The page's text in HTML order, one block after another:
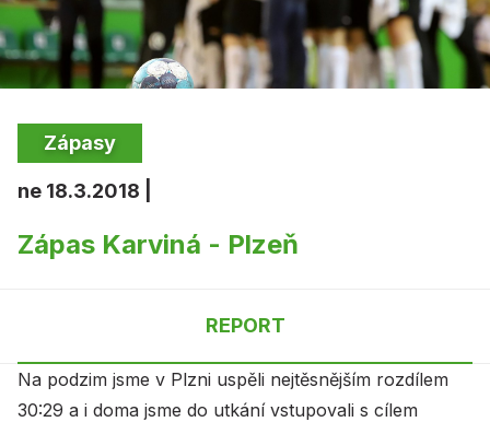
Zápasy
ne 18.3.2018 |
Zápas Karviná - Plzeň
REPORT
Na podzim jsme v Plzni uspěli nejtěsnějším rozdílem
30:29 a i doma jsme do utkání vstupovali s cílem